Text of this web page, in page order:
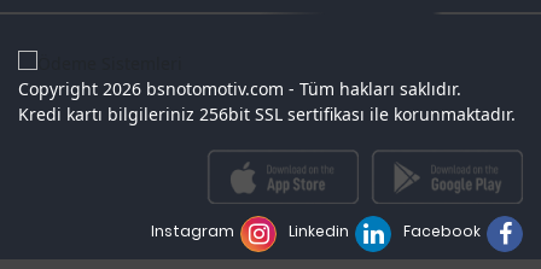
Copyright 2026 bsnotomotiv.com - Tüm hakları saklıdır.
Kredi kartı bilgileriniz 256bit SSL sertifikası ile korunmaktadır.
Facebook
Linkedin
Instagram